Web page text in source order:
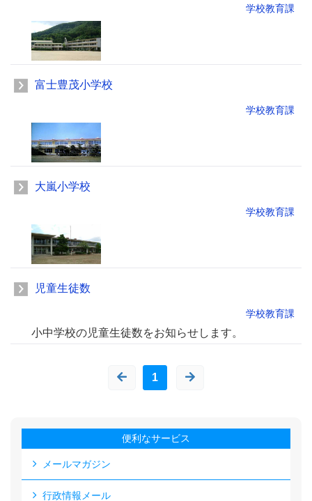
学校教育課
富士豊茂小学校
学校教育課
大嵐小学校
学校教育課
児童生徒数
学校教育課
小中学校の児童生徒数をお知らせします。
1
便利なサービス
メールマガジン
行政情報メール